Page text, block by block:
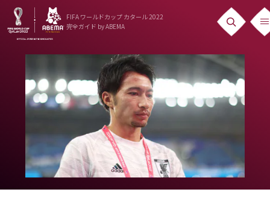
FIFA ワールドカップ カタール 2022
完全ガイド by ABEMA
ニュース
News
出場国
Teams
日本代表